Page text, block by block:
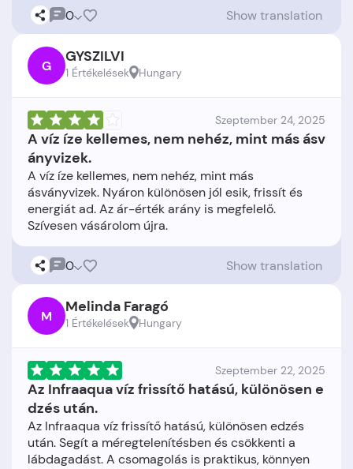
0 Show translation
G GYSZILVI
1 Értékelések Hungary
Szeptember 24, 2025
A víz íze kellemes, nem nehéz, mint más ásv
ányvizek.
A víz íze kellemes, nem nehéz, mint más
ásványvizek. Nyáron különösen jól esik, frissít és
energiát ad. Az ár-érték arány is megfelelő.
0 Show translation
M Melinda Faragó
1 Értékelések Hungary
Szeptember 22, 2025
Az Infraaqua víz frissítő hatású, különösen e
dzés után.
Az Infraaqua víz frissítő hatású, különösen edzés
után. Segít a méregtelenítésben és csökkenti a
lábdagadást. A csomagolás is praktikus, könnyen